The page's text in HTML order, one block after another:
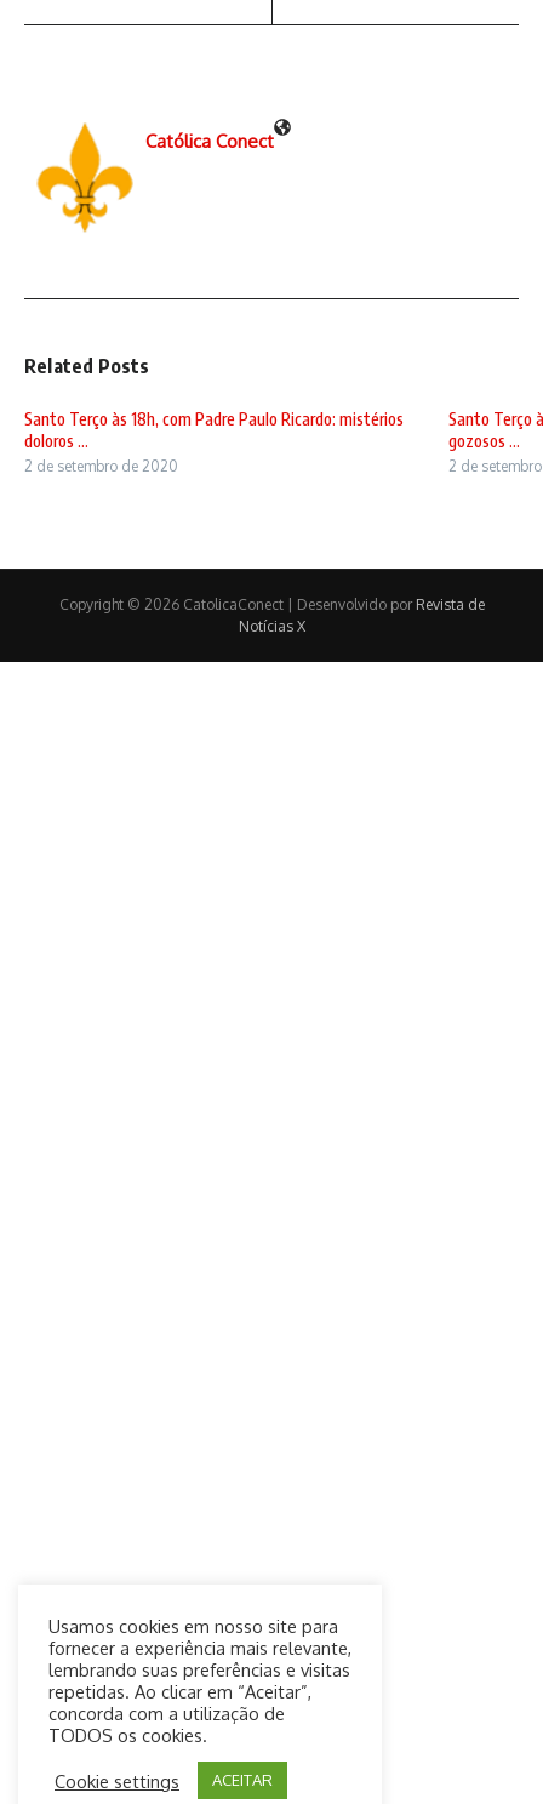
Católica Conect
Related Posts
Santo Terço às 18h, com Padre Paulo Ricardo: mistérios
doloros ...
2 de setembro de 2020
Santo Terço
gozosos ...
2 de
Copyright © 2026 CatolicaConect | Desenvolvido por Revista de
Notícias X
Usamos cookies em nosso site para
fornecer a experiência mais relevante,
lembrando suas preferências e visitas
repetidas. Ao clicar em “Aceitar”,
concorda com a utilização de
TODOS os cookies.
Cookie settings ACEITAR